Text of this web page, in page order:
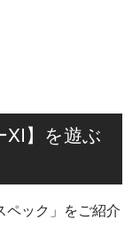
XI】を遊ぶ
ペック」をご紹介